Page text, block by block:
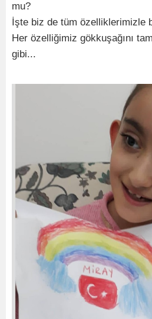
mu?
İşte biz de tüm özelliklerimizle
Her özelliğimiz gökkuşağını
gibi...